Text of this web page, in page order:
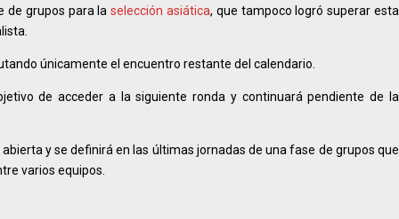
de grupos para laselección asiática, que tampoco logró superar esta
únicamente el encuentro restante del calendario.
de acceder a la siguiente ronda y continuará pendiente de la
y se definirá en las últimas jornadas de una fase de grupos que
varios equipos.